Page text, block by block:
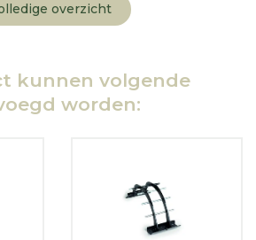
overzicht
kunnen volgende
worden: